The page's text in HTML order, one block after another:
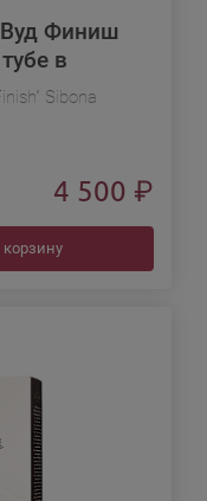
Вуд Финиш
в
Sibona
4 500 ₽
корзину